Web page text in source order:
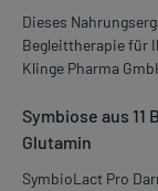
Dieses
Begleittherapie für
Klinge Pharma
Symbiose aus
Glutamin
SymbioLact Pro